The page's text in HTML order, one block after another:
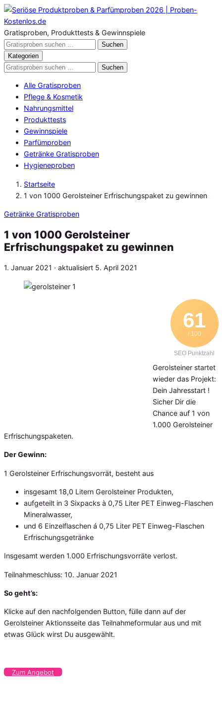
Zum
Inhalt
springen
Gratisproben, Produkttests & Gewinnspiele
Gratisproben
durchsuchen
Suchen
Kategorien
Gratisproben
Suchen
Alle Gratisproben
Pflege & Kosmetik
Nahrungsmittel
Produkttests
Gewinnspiele
Parfümproben
Getränke Gratisproben
Hygieneproben
Startseite
1 von 1000 Gerolsteiner Erfrischungspaket zu gewinnen
Getränke Gratisproben
1 von 1000 Gerolsteiner
Erfrischungspaket zu gewinnen
Veröffentlicht
1. Januar 2021 · aktualisiert 5. April 2021
61
/ 100
SEO Punktzahl
Gerolsteiner startet
wieder das Projekt:
Dein Jahresstart !
Sicher Dir die
Chance auf 1 von
1.000 Gerolsteiner
Erfrischungspaketen.
Der Gewinn:
1 Gerolsteiner Erfrischungsvorrät, besteht aus
insgesamt 18,0 Litern Gerolsteiner Produkten,
aufgeteilt in 3 Sixpacks à 0,75 Liter PET Einweg-Flaschen
Mineralwasser,
und 6 Einzelflaschen á 0,75 Liter PET Einweg-Flaschen
Erfrischungsgetränke
Insgesamt werden 1.000 Erfrischungsvorräte verlost.
Teilnahmeschluss: 10. Januar 2021
So geht’s:
Klicke auf den nachfolgenden Button, fülle dann auf der
Gerolsteiner Aktionsseite das Teilnahmeformular aus und mit
etwas Glück wirst Du ausgewählt.
Zum Angebot